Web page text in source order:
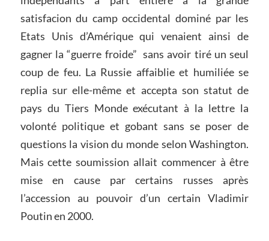
satisfacion du camp occidental dominé par les
Etats Unis d’Amérique qui venaient ainsi de
gagner la “guerre froide” sans avoir tiré un seul
coup de feu. La Russie affaiblie et humiliée se
replia sur elle-même et accepta son statut de
pays du Tiers Monde exécutant à la lettre la
volonté politique et gobant sans se poser de
questions la vision du monde selon Washington.
Mais cette soumission allait commencer à être
mise en cause par certains russes après
l’accession au pouvoir d’un certain Vladimir
Poutin en 2000.